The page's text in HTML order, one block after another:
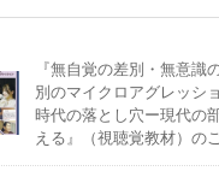
『無自覚の差別・無意識
別のマイクロアグレッシ
時代の落とし穴ー現代の
える』（視聴覚教材）の